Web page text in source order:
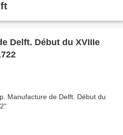
Delft. Début du XVIIIe